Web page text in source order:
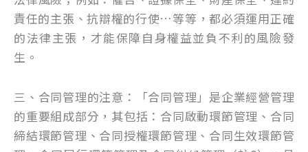
責任的主張、抗辯權的行使…等等，都必須運用正確
的法律主張，才能保障自身權益並負不利的風險發
生。
三、合同管理的注意：「合同管理」是企業經營管理
的重要組成部分，其包括：合同啟動環節管理、合同
締結環節管理、合同授權環節管理、合同生效環節管